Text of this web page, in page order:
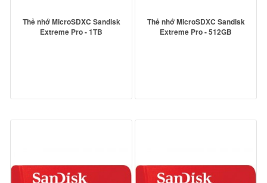
Thẻ nhớ MicroSDXC Sandisk
Extreme Pro - 1TB
Thẻ nhớ MicroSDXC Sandisk
Extreme Pro - 512GB